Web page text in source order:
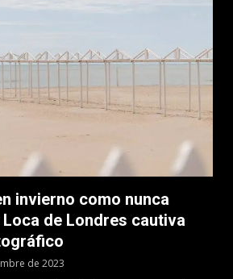
invierno como nunca
de Londres cautiva
de 2023